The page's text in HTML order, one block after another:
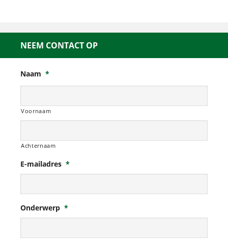
NEEM CONTACT OP
Naam *
Voornaam
Achternaam
E-mailadres *
Onderwerp *